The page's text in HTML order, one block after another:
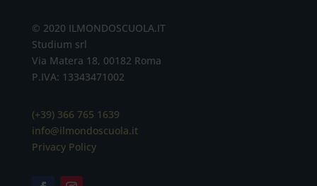
© 2020 ILMONDOSCUOLA.IT
Studium srl
Via Matera 18, 00182 Roma
P.IVA: 13343471002
(+39) 366 765 1639
info@ilmondoscuola.it
Privacy Policy